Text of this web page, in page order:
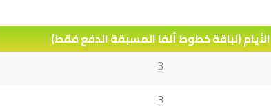
الأيام (لباقة خطوط ألفا المسبقة الدفع فقط)
3
3